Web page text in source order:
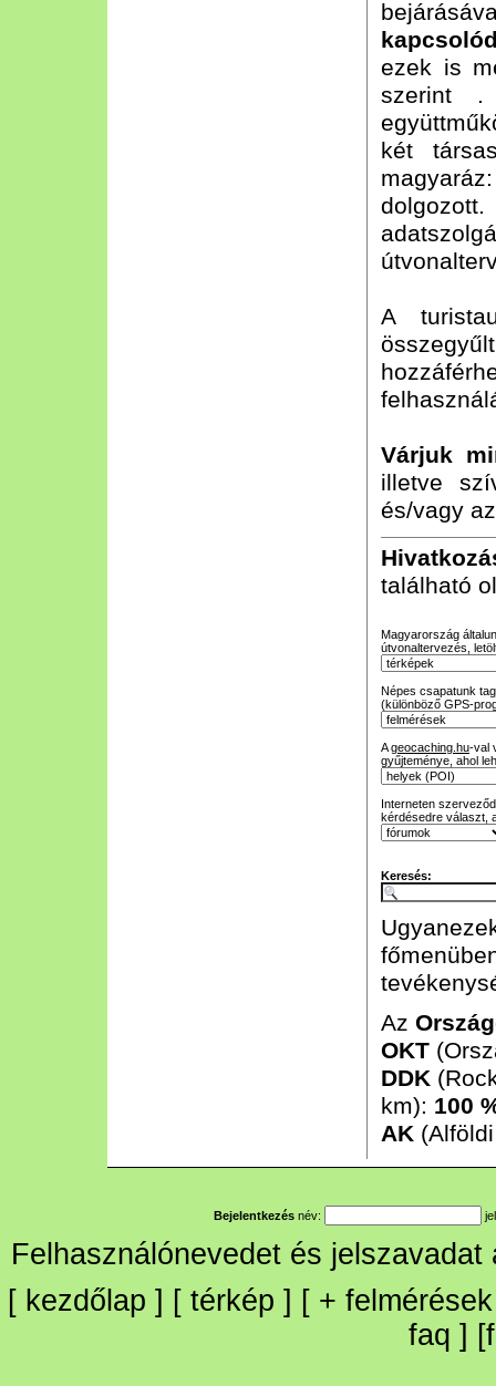
ezek is
szerint .
két
A
Várjuk
illetve
és/vagy
található
Magyarország
útvonaltervezés,
Népes csapatunk
(különböző GPS-
Ageocaching.hu-val
gyűjteménye, ahol
Interneten
kérdésedre választ,
Keresés:
Az
OKT
DDK
km): 100
AK
Bejelentkezés név:
Felhasználónevedet és
[ kezdőlap ] [ térkép ] [ + felmérések
faq ] [